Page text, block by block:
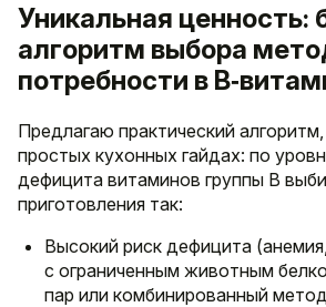
Уникальная ценность:
алгоритм выбора
потребности в
Предлагаю практический
простых кухонных гайдах: по
дефицита витаминов группы B
приготовления так:
Высокий риск дефицита
с ограниченным животным
пар или комбинированный